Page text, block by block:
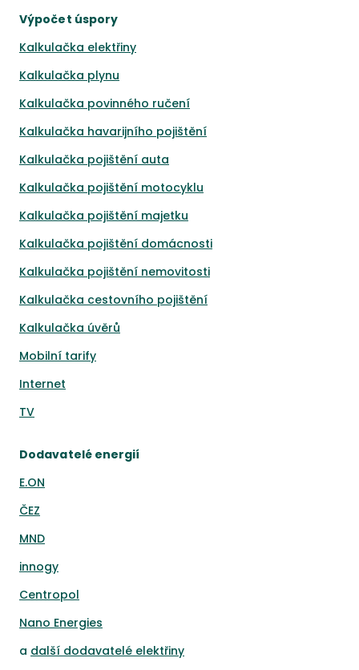
Výpočet úspory
Kalkulačka elektřiny
Kalkulačka plynu
Kalkulačka povinného ručení
Kalkulačka havarijního pojištění
Kalkulačka pojištění auta
Kalkulačka pojištění motocyklu
Kalkulačka pojištění majetku
Kalkulačka pojištění domácnosti
Kalkulačka pojištění nemovitosti
Kalkulačka cestovního pojištění
Kalkulačka úvěrů
Mobilní tarify
Internet
TV
Dodavatelé energií
E.ON
ČEZ
MND
innogy
Centropol
Nano Energies
a další dodavatelé elektřiny